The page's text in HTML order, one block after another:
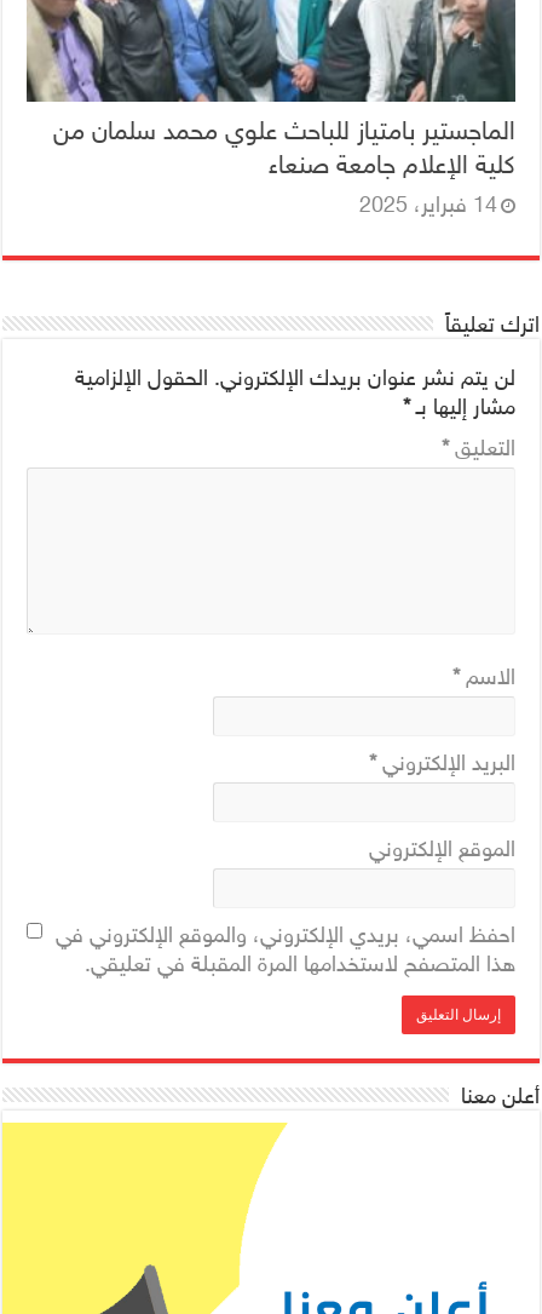
الماجستير بامتياز للباحث علوي محمد سلمان من
كلية الإعلام جامعة صنعاء
14 فبراير، 2025
اترك تعليقاً
لن يتم نشر عنوان بريدك الإلكتروني. الحقول الإلزامية
مشار إليها بـ*
التعليق*
الاسم*
البريد الإلكتروني*
الموقع الإلكتروني
احفظ اسمي، بريدي الإلكتروني، والموقع الإلكتروني في
هذا المتصفح لاستخدامها المرة المقبلة في تعليقي.
أعلن معنا